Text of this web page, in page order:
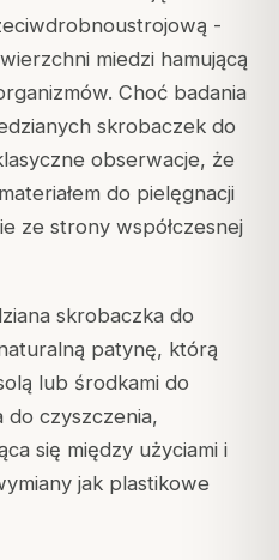
-
miedzi hamującą
Choć badania
skrobaczek do
obserwacje, że
do pielęgnacji
ze strony współczesnej
skrobaczka do
patynę, którą
lub środkami do
do czyszczenia,
się między użyciami i
jak plastikowe